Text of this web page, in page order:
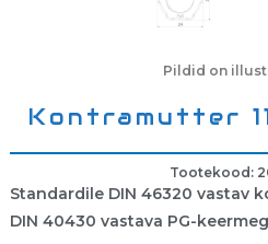
Kontramutter
Tootekood:
Standardile DIN 46320 vastav
DIN 40430 vastava PG-
Pildid on